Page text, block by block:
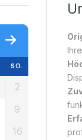
SO.
2
9
16